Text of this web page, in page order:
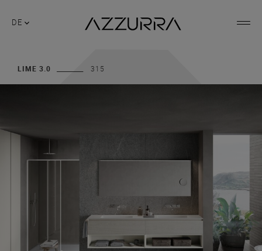
DE
LIME 3.0 315